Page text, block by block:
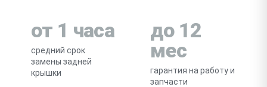
от 1 часа
средний срок
замены задней
крышки
до 12
мес
гарантия на работу и
запчасти